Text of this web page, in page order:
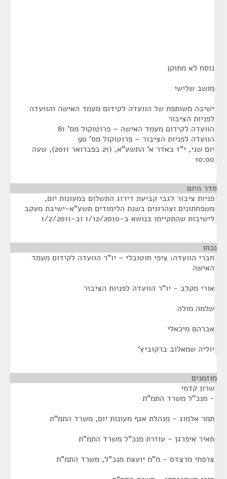
נוסח לא מתוקן
מושב שלישי
ישיבה משותפת של הוועדה לקידום מעמד האישה והוועדה
לפניות הציבור
הוועדה לקידום מעמד האישה – פרוטוקול מס' 81
הוועדה לפניות הציבור – פרוטוקול מס' 90
יום שני, י"ז באדר א' התשע"א, (21 בפברואר 2011), שעה
10:00
סדר היום
פניות ציבור לגבי קביעת דירוג התשלום במעונות יום,
משפחתונים וצהרונים בשנת הלימודים תשע"א-ישיבת מעקב
לישיבות שהתקיימו בנושא ב-1/12/2010 וב-1/2/2011
נכחו
חברי הוועדה: ציפי חוטובלי - יו"ר הוועדה לקידום מעמד
האישה
אורי מקלב - יו"ר הוועדה לפניות הציבור
שלמה מולה
אברהם מיכאלי
יוליה שמאלוב ברקוביץ'
מוזמנים
שרון קדמי
- מנכ"ל משרד התמ"ת
תמר אלמוג - מנהלת אגף מעונות יום, משרד התמ"ת
תאיר איפרגן - עוזרת מנכ"ל משרד התמ"ת
צרפתי מרצדס - מ"מ יועצת מנכ"ל, משרד התמ"ת